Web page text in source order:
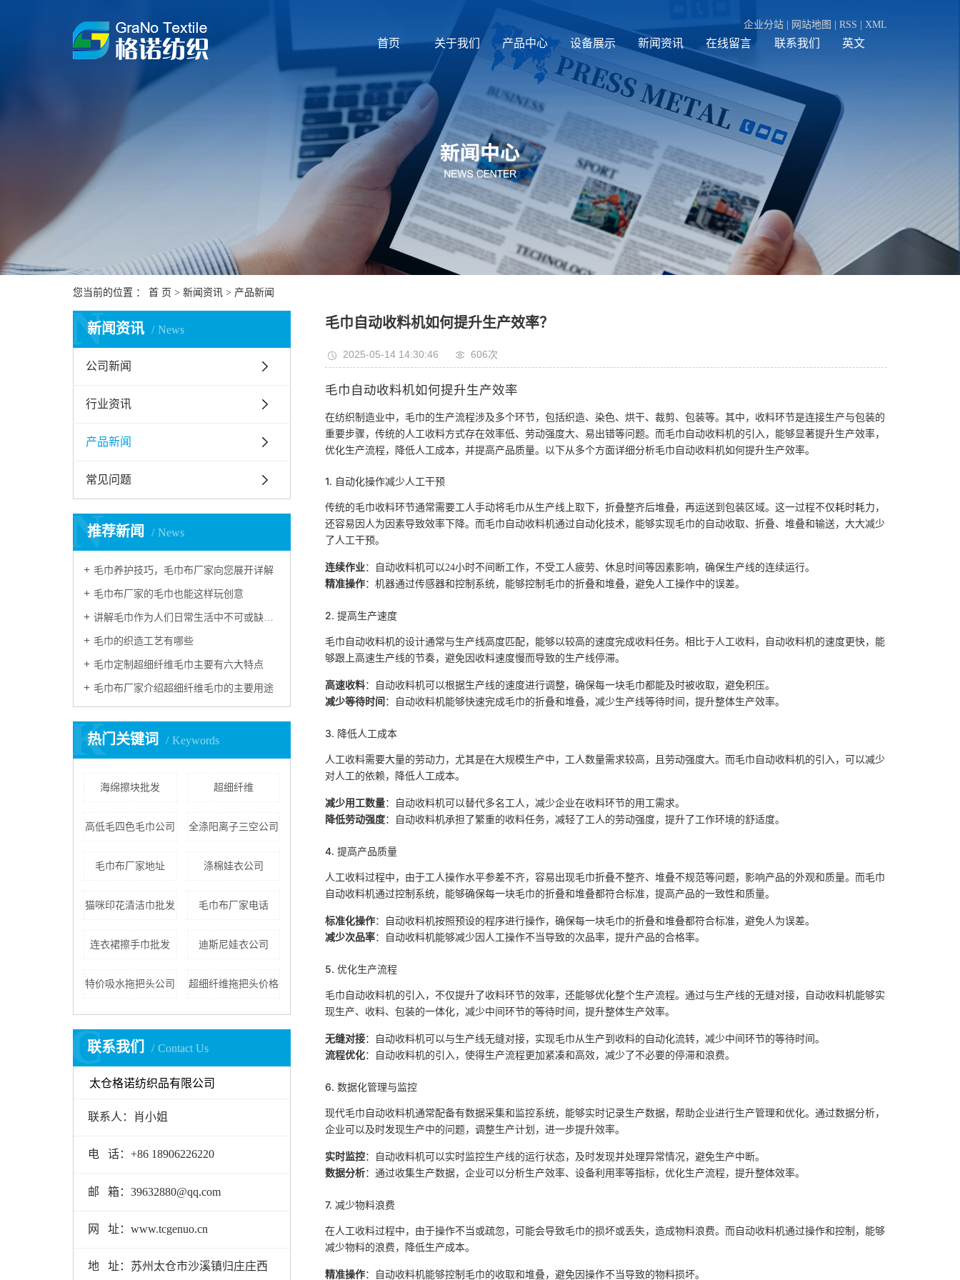
企业分站 网站地图 RSS XML
首页 关于我们 产品中心 设备展示 新闻资讯 在线留言 联系我们 英文
您当前的位置 ： 首 页 > 新闻资讯 > 产品新闻
新闻资讯 News
N
公司新闻
行业资讯
产品新闻
常见问题
推荐新闻 News
N
毛巾养护技巧，毛巾布厂家向您展开详解
毛巾布厂家的毛巾也能这样玩创意
讲解毛巾作为人们日常生活中不可或缺的必需品
毛巾的织造工艺有哪些
毛巾定制超细纤维毛巾主要有六大特点
毛巾布厂家介绍超细纤维毛巾的主要用途
热门关键词 Keywords
K
海绵擦块批发 超细纤维
高低毛四色毛巾公司 全涤阳离子三空公司
毛巾布厂家地址 涤棉娃衣公司
猫咪印花清洁巾批发 毛巾布厂家电话
连衣裙擦手巾批发 迪斯尼娃衣公司
特价吸水拖把头公司 超细纤维拖把头价格
联系我们 Contact Us
C
太仓格诺纺织品有限公司
联系人：肖小姐
电 话：+86 18906226220
邮 箱：39632880@qq.com
网 址：www.tcgenuo.cn
地 址：苏州太仓市沙溪镇归庄庄西
毛巾自动收料机如何提升生产效率？
2025-05-14 14:30:46 606次
毛巾自动收料机如何提升生产效率
在纺织制造业中，毛巾的生产流程涉及多个环节，包括织造、染色、烘干、裁剪、包装等。其中，收料环节是连接生产与包装的
重要步骤，传统的人工收料方式存在效率低、劳动强度大、易出错等问题。而毛巾自动收料机的引入，能够显著提升生产效率，
优化生产流程，降低人工成本，并提高产品质量。以下从多个方面详细分析毛巾自动收料机如何提升生产效率。
1. 自动化操作减少人工干预
传统的毛巾收料环节通常需要工人手动将毛巾从生产线上取下，折叠整齐后堆叠，再运送到包装区域。这一过程不仅耗时耗力，
还容易因人为因素导致效率下降。而毛巾自动收料机通过自动化技术，能够实现毛巾的自动收取、折叠、堆叠和输送，大大减少
了人工干预。
连续作业：自动收料机可以24小时不间断工作，不受工人疲劳、休息时间等因素影响，确保生产线的连续运行。
精准操作：机器通过传感器和控制系统，能够控制毛巾的折叠和堆叠，避免人工操作中的误差。
2. 提高生产速度
毛巾自动收料机的设计通常与生产线高度匹配，能够以较高的速度完成收料任务。相比于人工收料，自动收料机的速度更快，能
够跟上高速生产线的节奏，避免因收料速度慢而导致的生产线停滞。
高速收料：自动收料机可以根据生产线的速度进行调整，确保每一块毛巾都能及时被收取，避免积压。
减少等待时间 ：自动收料机能够快速完成毛巾的折叠和堆叠，减少生产线等待时间，提升整体生产效率。
3. 降低人工成本
人工收料需要大量的劳动力，尤其是在大规模生产中，工人数量需求较高，且劳动强度大。而毛巾自动收料机的引入，可以减少
对人工的依赖，降低人工成本。
减少用工数量：自动收料机可以替代多名工人，减少企业在收料环节的用工需求。
降低劳动强度：自动收料机承担了繁重的收料任务，减轻了工人的劳动强度，提升了工作环境的舒适度。
4. 提高产品质量
人工收料过程中，由于工人操作水平参差不齐，容易出现毛巾折叠不整齐、堆叠不规范等问题，影响产品的外观和质量。而毛巾
自动收料机通过控制系统，能够确保每一块毛巾的折叠和堆叠都符合标准，提高产品的一致性和质量。
标准化操作：自动收料机按照预设的程序进行操作，确保每一块毛巾的折叠和堆叠都符合标准，避免人为误差。
减少次品率：自动收料机能够减少因人工操作不当导致的次品率，提升产品的合格率。
5. 优化生产流程
毛巾自动收料机的引入，不仅提升了收料环节的效率，还能够优化整个生产流程。通过与生产线的无缝对接，自动收料机能够实
现生产、收料、包装的一体化，减少中间环节的等待时间，提升整体生产效率。
无缝对接：自动收料机可以与生产线无缝对接，实现毛巾从生产到收料的自动化流转，减少中间环节的等待时间。
流程优化：自动收料机的引入，使得生产流程更加紧凑和高效，减少了不必要的停滞和浪费。
6. 数据化管理与监控
现代毛巾自动收料机通常配备有数据采集和监控系统，能够实时记录生产数据，帮助企业进行生产管理和优化。通过数据分析，
企业可以及时发现生产中的问题，调整生产计划，进一步提升效率。
实时监控：自动收料机可以实时监控生产线的运行状态，及时发现并处理异常情况，避免生产中断。
数据分析：通过收集生产数据，企业可以分析生产效率、设备利用率等指标，优化生产流程，提升整体效率。
7. 减少物料浪费
在人工收料过程中，由于操作不当或疏忽，可能会导致毛巾的损坏或丢失，造成物料浪费。而自动收料机通过操作和控制，能够
减少物料的浪费，降低生产成本。
精准操作：自动收料机能够控制毛巾的收取和堆叠，避免因操作不当导致的物料损坏。